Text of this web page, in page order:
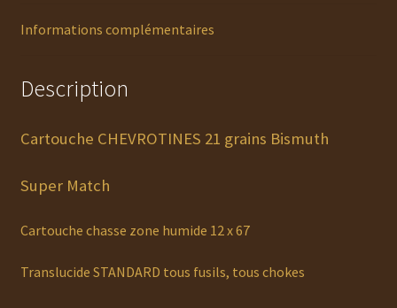
Informations complémentaires
Description
Cartouche CHEVROTINES 21 grains Bismuth
Super Match
Cartouche chasse zone humide 12 x 67
Translucide STANDARD tous fusils, tous chokes